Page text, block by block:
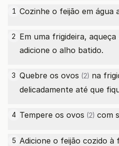
1 Cozinhe o feijão em água
2 Em uma frigideira,
adicione o alho batido.
3 Quebre os ovos (2) na
delicadamente até que
4 Tempere os ovos (2) com
5 Adicione o feijão cozido à